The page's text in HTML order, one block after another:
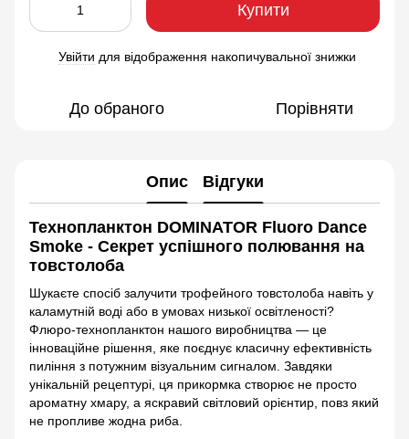
Купити
Увійти для відображення накопичувальної знижки
До обраного Порівняти
Опис Відгуки
Технопланктон DOMINATOR Fluoro Dance
Smoke - Секрет успішного полювання на
товстолоба
Шукаєте спосіб залучити трофейного товстолоба навіть у
каламутній воді або в умовах низької освітленості?
Флюро-технопланктон нашого виробництва — це
інноваційне рішення, яке поєднує класичну ефективність
пиління з потужним візуальним сигналом. Завдяки
унікальній рецептурі, ця прикормка створює не просто
ароматну хмару, а яскравий світловий орієнтир, повз який
не пропливе жодна риба.